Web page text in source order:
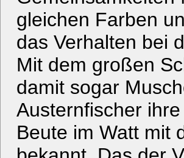
gleichen Farben
das Verhalten bei
Mit dem großen
damit sogar
Austernfischer
Beute im Watt mit